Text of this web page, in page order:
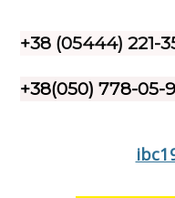
+38 (05444) 221-
+38(050) 778-05-